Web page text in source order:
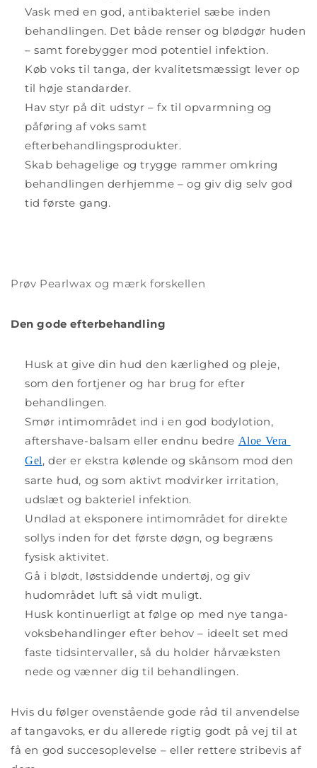
Vask med en god, antibakteriel sæbe inden
behandlingen. Det både renser og blødgør huden
– samt forebygger mod potentiel infektion.
Køb voks til tanga, der kvalitetsmæssigt lever op
til høje standarder.
Hav styr på dit udstyr – fx til opvarmning og
påføring af voks samt
efterbehandlingsprodukter.
Skab behagelige og trygge rammer omkring
behandlingen derhjemme – og giv dig selv god
tid første gang.
Prøv Pearlwax og mærk forskellen
Den gode efterbehandling
Husk at give din hud den kærlighed og pleje,
som den fortjener og har brug for efter
behandlingen.
Smør intimområdet ind i en god bodylotion,
aftershave-balsam eller endnu bedre Aloe Vera
Gel, der er ekstra kølende og skånsom mod den
sarte hud, og som aktivt modvirker irritation,
udslæt og bakteriel infektion.
Undlad at eksponere intimområdet for direkte
sollys inden for det første døgn, og begræns
fysisk aktivitet.
Gå i blødt, løstsiddende undertøj, og giv
hudområdet luft så vidt muligt.
Husk kontinuerligt at følge op med nye tanga-
voksbehandlinger efter behov – ideelt set med
faste tidsintervaller, så du holder hårvæksten
nede og vænner dig til behandlingen.
Hvis du følger ovenstående gode råd til anvendelse
af tangavoks, er du allerede rigtig godt på vej til at
få en god succesoplevelse – eller rettere stribevis af